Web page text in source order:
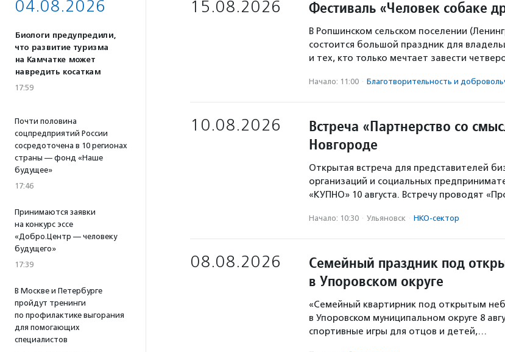
04.08.2026
Биологи предупредили,
что развитие туризма
на Камчатке может
навредить косаткам
17:59
Почти половина
соцпредприятий России
сосредоточена в 10 регионах
страны — фонд «Наше
будущее»
17:46
Принимаются заявки
на конкурс эссе
«Добро.Центр — человеку
будущего»
17:39
В Москве и Петербурге
пройдут тренинги
по профилактике выгорания
для помогающих
специалистов
15.08.2026 Фестиваль «Человек собаке
В Ропшинском сельском поселении
состоится большой праздник для
и тех, кто только мечтает завести
Начало: 11:00 · Благотвори­тель­ность и
10.08.2026
Встреча «Партнерство со
Новгороде
Открытая встреча для представителей
организаций и социальных
«КУПНО» 10 августа. Встречу проводят
Начало: 10:30 · Ульяновск · НКО-сектор
08.08.2026
Семейный праздник под
в Упоровском округе
«Семейный квартирник под открытым
в Упоровском муниципальном округе 8
спортивные игры для отцов и детей,…